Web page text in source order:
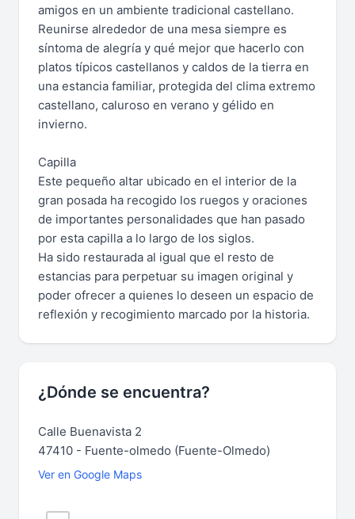
amigos en un ambiente tradicional castellano.
Reunirse alrededor de una mesa siempre es
síntoma de alegría y qué mejor que hacerlo con
platos típicos castellanos y caldos de la tierra en
una estancia familiar, protegida del clima extremo
castellano, caluroso en verano y gélido en
invierno.
Capilla
Este pequeño altar ubicado en el interior de la
gran posada ha recogido los ruegos y oraciones
de importantes personalidades que han pasado
por esta capilla a lo largo de los siglos.
Ha sido restaurada al igual que el resto de
estancias para perpetuar su imagen original y
poder ofrecer a quienes lo deseen un espacio de
reflexión y recogimiento marcado por la historia.
¿Dónde se encuentra?
Calle Buenavista 2
47410 - Fuente-olmedo (Fuente-Olmedo)
Ver en Google Maps